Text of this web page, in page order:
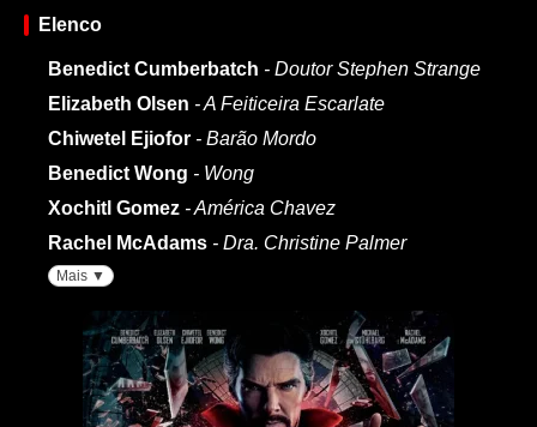
Elenco
Benedict Cumberbatch - Doutor Stephen Strange
Elizabeth Olsen - A Feiticeira Escarlate
Chiwetel Ejiofor - Barão Mordo
Benedict Wong - Wong
Xochitl Gomez - América Chavez
Rachel McAdams - Dra. Christine Palmer
Mais ▼